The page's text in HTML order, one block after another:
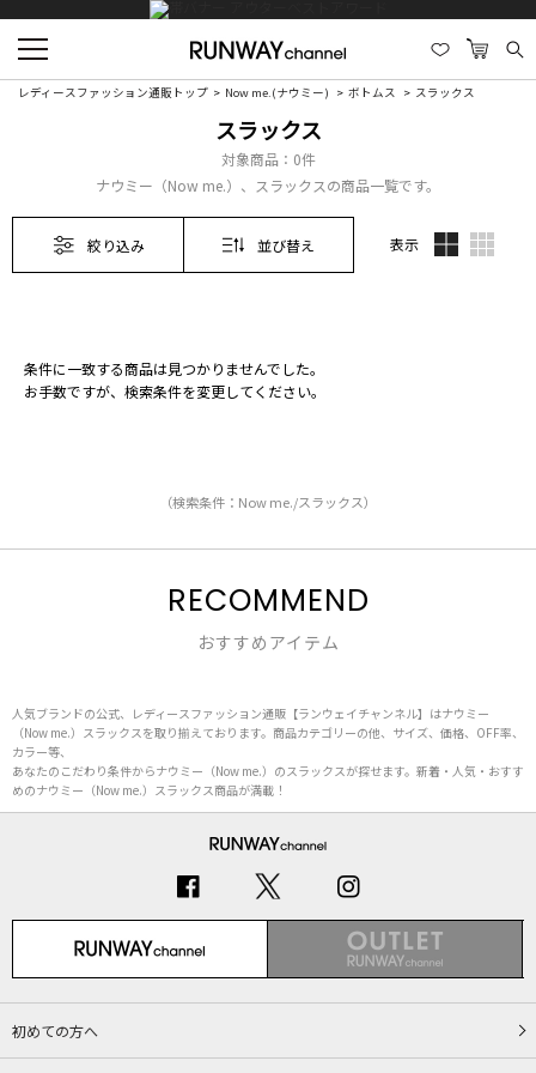
レディースファッション通販トップ Now me.(ナウミー) ボトムス スラックス
スラックス
対象商品： 0件
ナウミー（Now me.）、スラックスの商品一覧です。
絞り込み 並び替え 表示
条件に一致する商品は見つかりませんでした。
お手数ですが、検索条件を変更してください。
（検索条件：Now me./スラックス）
RECOMMEND
おすすめアイテム
人気ブランドの公式、レディースファッション通販【ランウェイチャンネル】はナウミー
（Now me.）スラックスを取り揃えております。商品カテゴリーの他、サイズ、価格、OFF率、
カラー等、
あなたのこだわり条件からナウミー（Now me.）のスラックスが探せます。新着・人気・おすす
めのナウミー（Now me.）スラックス商品が満載！
初めての方へ